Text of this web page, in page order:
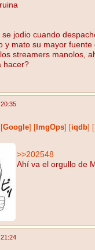
se jodio cuando
y mato su mayor fuente
streamers manolos,
hacer?
Google ImgOps iqdb
>>202548
Ahí va el orgullo de